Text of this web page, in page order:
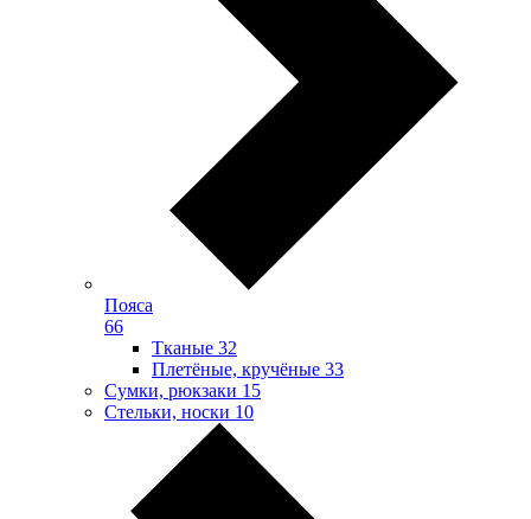
Пояса
66
Тканые 32
Плетёные, кручёные 33
Сумки, рюкзаки 15
Стельки, носки 10